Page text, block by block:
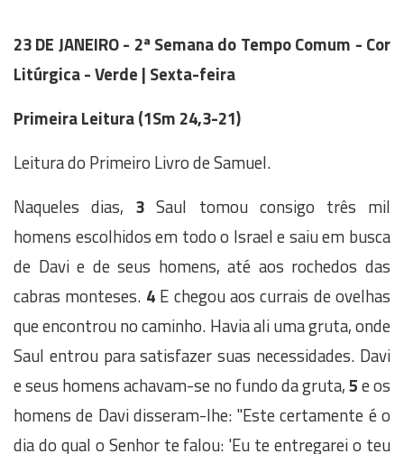
23 DE JANEIRO - 2ª Semana do Tempo Comum - Cor
Litúrgica - Verde | Sexta-feira
Primeira Leitura (1Sm 24,3-21)
Leitura do Primeiro Livro de Samuel.
Naqueles dias, 3 Saul tomou consigo três mil
homens escolhidos em todo o Israel e saiu em busca
de Davi e de seus homens, até aos rochedos das
cabras monteses. 4E chegou aos currais de ovelhas
que encontrou no caminho. Havia ali uma gruta, onde
Saul entrou para satisfazer suas necessidades. Davi
e seus homens achavam-se no fundo da gruta,5e os
homens de Davi disseram-lhe: "Este certamente é o
dia do qual o Senhor te falou: 'Eu te entregarei o teu